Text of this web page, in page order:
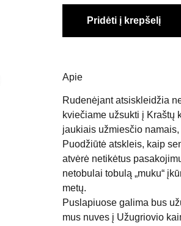
Pridėti į krepšelį
Apie
Rudenėjant atsiskleidžia
kviečiame užsukti į Kraštų
jaukiais užmiesčio
Puodžiūtė atskleis, kaip
atvėrė netikėtus
netobulai tobulą „muku“
metų.
Puslapiuose galima bus
mus nuves į Užugriovio